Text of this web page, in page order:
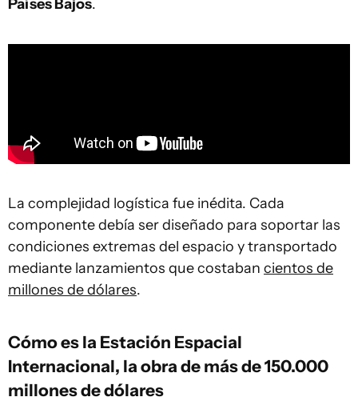
Países Bajos.
La complejidad logística fue inédita. Cada
componente debía ser diseñado para soportar las
condiciones extremas del espacio y transportado
mediante lanzamientos que costaban cientos de
millones de dólares.
Cómo es la Estación Espacial
Internacional, la obra de más de 150.000
millones de dólares